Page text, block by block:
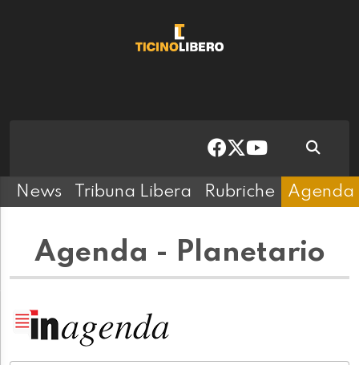
News Tribuna Libera Rubriche Agenda
Agenda - Planetario